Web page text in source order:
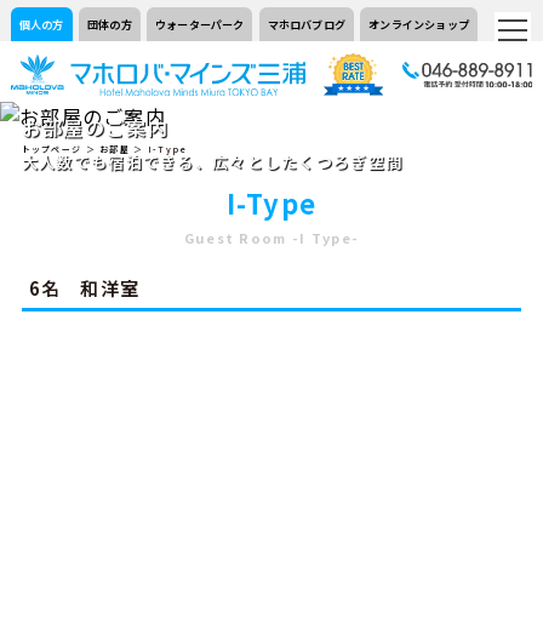
個人の方 団体の方 ウォーターパーク マホロバブログ オンラインショップ
お部屋のご案内
大人数でも宿泊できる、広々としたくつろぎ空間
トップページ ＞お部屋 ＞ I-Type
I-Type
Guest Room -I Type-
6名 和洋室